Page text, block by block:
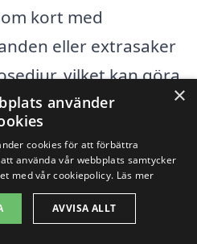
kort med
eller extrasaker
vilket kan göra
speciell.
kommer
att säkert sprida
Så nästa gång du har
×
använder
cookies för att förbättra
använda vår webbplats samtycker
med vår cookiepolicy. Läs mer
AVVISA ALLT